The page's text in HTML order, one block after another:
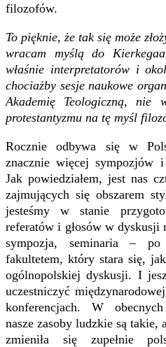
filozofów.
To pięknie, że tak się może
wracam myślą do
właśnie interpretatorów i
chociażby sesje naukowe
Akademię Teologiczną, nie
protestantyzmu na tę myśl
Rocznie odbywa się w
znacznie więcej sympozjów
Jak powiedziałem, jest nas
zajmujących się obszarem
jesteśmy w stanie
referatów i głosów w dyskusji
sympozja, seminaria –
fakultetem, który stara się,
ogólnopolskiej dyskusji. I
uczestniczyć
konferencjach. W
nasze zasoby ludzkie są
zmieniła się zupełnie